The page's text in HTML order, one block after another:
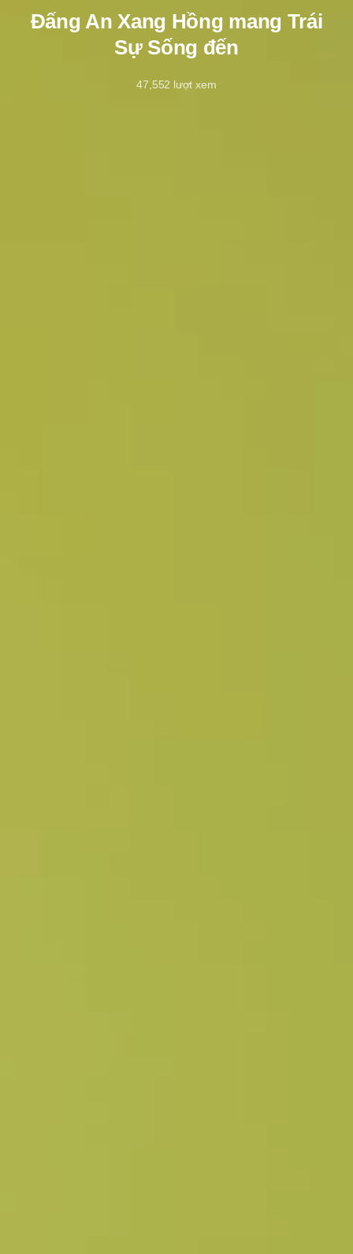
Đấng An Xang Hồng mang Trái
Sự Sống đến
3/2/2021
47,552 lượt xem